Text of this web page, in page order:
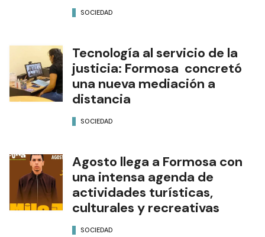
SOCIEDAD
Tecnología al servicio de la
justicia: Formosa concretó
una nueva mediación a
distancia
SOCIEDAD
Agosto llega a Formosa con
una intensa agenda de
actividades turísticas,
culturales y recreativas
SOCIEDAD